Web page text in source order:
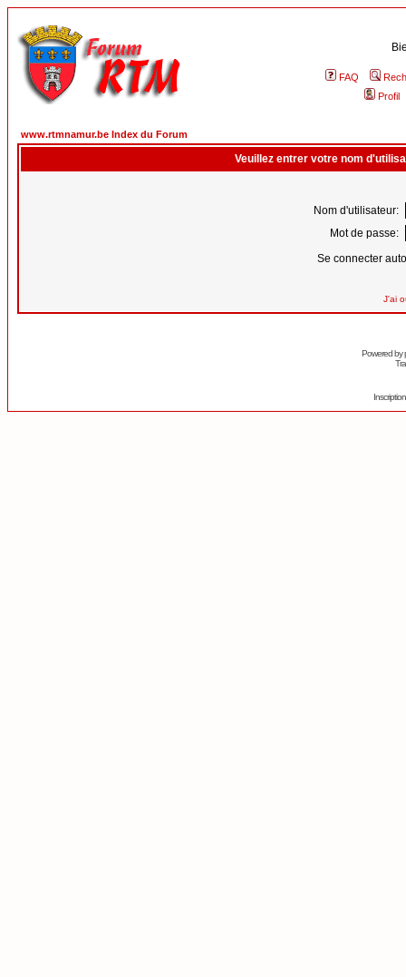
FAQ
Profil
www.rtmnamur.be Index du Forum
Veuillez entrer votre nom
Nom d'utilisateur:
Mot de passe:
Se connecter
J'ai
Powered by